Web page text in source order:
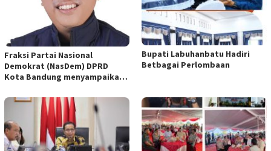
Fraksi Partai Nasional
Demokrat (NasDem) DPRD
Kota Bandung menyampaikan
empat Rancangan Peraturan
Daerah (Raperda) yang
diajukan Pemerintah Kota
Bandung
Bupati Labuhanbatu Hadiri
Betbagai Perlombaan